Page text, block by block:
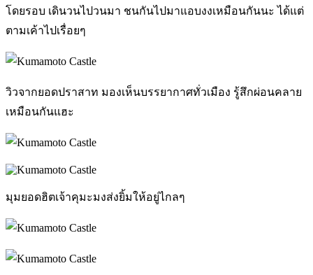
โดยรอบ เดินวนไปวนมา ชนกันไปมาแอบงงเหมือนกันนะ ได้แต่
ตามเค้าไปเรื่อยๆ
วิวจากยอดปราสาท มองเห็นบรรยากาศทั่วเมือง รู้สึกผ่อนคลาย
เหมือนกันแฮะ
มุมยอดฮิตเจ้าคุมะมงส่งยิ้มให้อยู่ไกลๆ